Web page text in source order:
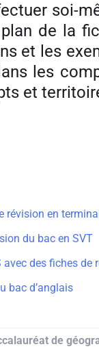
soi-
de la
et les
les
et
révision en
du bac en SVT
avec des fiches de
bac d’anglais
de